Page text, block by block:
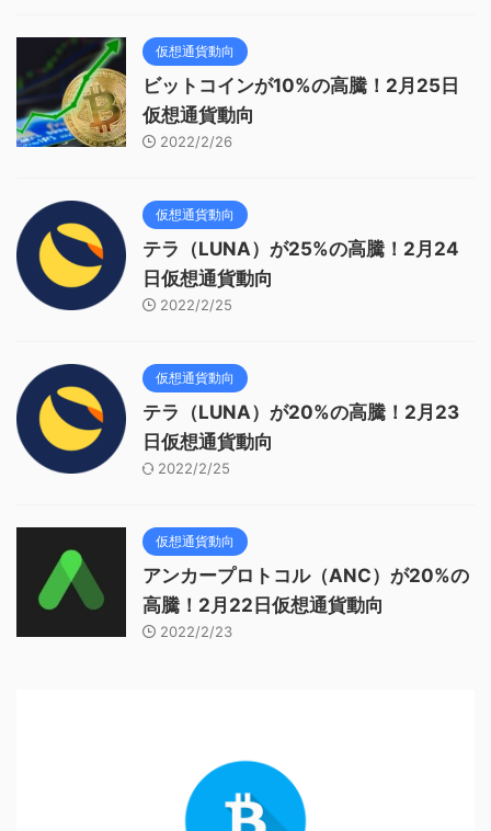
仮想通貨動向
ビットコインが10%の高騰！2月25日
仮想通貨動向
2022/2/26
仮想通貨動向
テラ（LUNA）が25%の高騰！2月24
日仮想通貨動向
2022/2/25
仮想通貨動向
テラ（LUNA）が20%の高騰！2月23
日仮想通貨動向
2022/2/25
仮想通貨動向
アンカープロトコル（ANC）が20%の
高騰！2月22日仮想通貨動向
2022/2/23